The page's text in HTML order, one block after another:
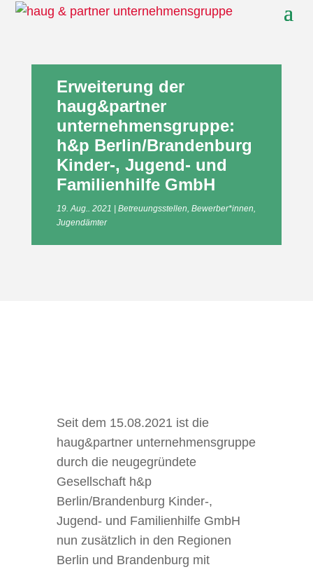
Erweiterung der
haug&partner
unternehmensgruppe:
h&p Berlin/Brandenburg
Kinder-, Jugend- und
Familienhilfe GmbH
19. Aug.. 2021 Betreuungsstellen, Bewerber*innen,
Jugendämter
Seit dem 15.08.2021 ist die
haug&partner unternehmensgruppe
durch die neugegründete
Gesellschaft h&p
Berlin/Brandenburg Kinder-,
Jugend- und Familienhilfe GmbH
nun zusätzlich in den Regionen
Berlin und Brandenburg mit